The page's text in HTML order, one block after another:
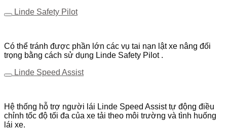
Linde Safety Pilot
Có thể tránh được phần lớn các vụ tai nạn lật xe nâng đối
trọng bằng cách sử dụng Linde Safety Pilot .
Linde Speed Assist
Hệ thống hỗ trợ người lái Linde Speed ​​Assist tự động điều
chỉnh tốc độ tối đa của xe tải theo môi trường và tình huống
lái xe.